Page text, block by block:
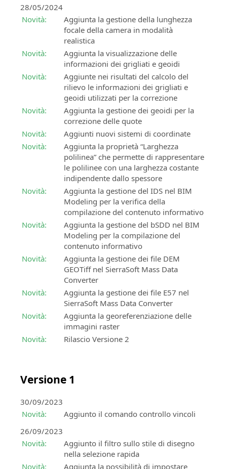
28/05/2024
Novità:
Aggiunta la gestione della lunghezza
focale della camera in modalità
realistica
Novità:
Aggiunta la visualizzazione delle
informazioni dei grigliati e geoidi
Novità:
Aggiunte nei risultati del calcolo del
rilievo le informazioni dei grigliati e
geoidi utilizzati per la correzione
Novità:
Aggiunta la gestione dei geoidi per la
correzione delle quote
Novità:
Aggiunti nuovi sistemi di coordinate
Novità:
Aggiunta la proprietà “Larghezza
polilinea” che permette di rappresentare
le polilinee con una larghezza costante
indipendente dallo spessore
Novità:
Aggiunta la gestione del IDS nel BIM
Modeling per la verifica della
compilazione del contenuto informativo
Novità:
Aggiunta la gestione del bSDD nel BIM
Modeling per la compilazione del
contenuto informativo
Novità:
Aggiunta la gestione dei file DEM
GEOTiff nel SierraSoft Mass Data
Converter
Novità:
Aggiunta la gestione dei file E57 nel
SierraSoft Mass Data Converter
Novità:
Aggiunta la georeferenziazione delle
immagini raster
Novità:
Rilascio Versione 2
Versione 1
30/09/2023
Novità:
Aggiunto il comando controllo vincoli
26/09/2023
Novità:
Aggiunto il filtro sullo stile di disegno
nella selezione rapida
Novità:
Aggiunta la possibilità di impostare